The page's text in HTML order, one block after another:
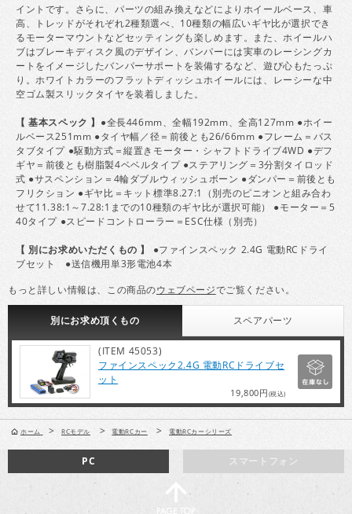
イントです。さらに、パーツの組み換えなどによりホイールベース、車
高、トレッドがそれぞれ2種類選べ、10種類の幅広いギヤ比が選択でき
るモーターマウントなどセッティングも楽しめます。また、ホイールハ
ブはブレーキディスク風のデザイン、バンパーには実車のレーシングカ
ートをイメージしたバンパーサポートを装備するなど、遊び心もたっぷ
り。ホワイトカラーのフラットディッシュホイールには、レーシーな中
空ゴム製スリックタイヤを装着しました。
【 基本スペック 】 ●全長446mm、全幅192mm、全高127mm ●ホイー
ルベース251mm ●タイヤ幅／径＝前後とも26/66mm ●フレーム＝バス
タブタイプ ●駆動方式＝縦置きモーター・シャフトドライブ4WD ●デフ
ギヤ＝前後とも樹脂製4ベベルタイプ ●ステアリング＝3分割タイロッド
式 ●サスペンション＝4輪ダブルウィッシュボーン ●ダンパー＝前後とも
フリクション ●ギヤ比＝キット標準8.27:1（別売のピニオンと組み合わ
せて11.38:1～7.28:1までの10種類のギヤ比が選択可能） ●モーター＝5
40タイプ ●スピードコントローラー＝ESC仕様（別売）
【 別にお求めいただくもの 】
●ファインスペック 2.4G 電動RCドライ
ブセット ●送信機用単3形電池4本
もっと詳しい情報は、この商品のウェブページでご覧ください。
別にお求め頂くもの スペアパーツ
(ITEM 45053)
ファインスペック2.4G 電動RCドライブセ
ット
19,800円(税込)
ホーム > RCモデル > 電動RCカー > 電動RCカーシリーズ
スマートフォン
PC